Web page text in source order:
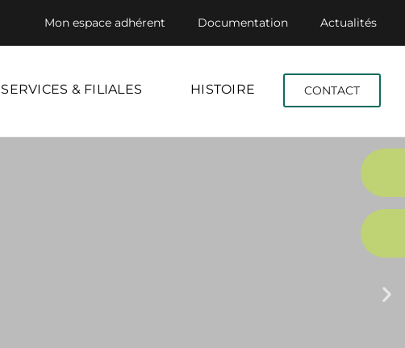
Mon espace adhérent Documentation Actualités
SERVICES & FILIALES HISTOIRE CONTACT